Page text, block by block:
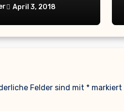
April 3, 2018
Felder sind mit * markiert